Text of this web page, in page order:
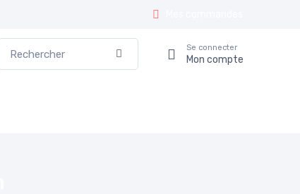
Se connecter
Mon compte